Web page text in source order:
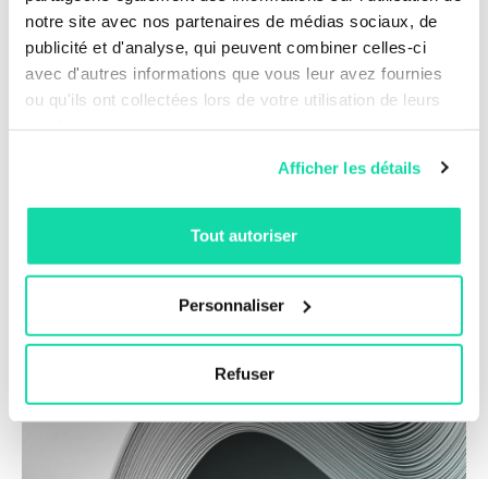
notre site avec nos partenaires de médias sociaux, de
publicité et d'analyse, qui peuvent combiner celles-ci
avec d'autres informations que vous leur avez fournies
ou qu'ils ont collectées lors de votre utilisation de leurs
Afficher les détails
Tout autoriser
Personnaliser
Refuser
améliorer la performance écologique de nos papiers a
démontré que l’empreinte environnementale du papier
Sustana EnviroMCest plus petite que celle de la
moyenne des papiers en Amérique du Nord.